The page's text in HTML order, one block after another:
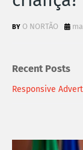
O NORTÃO
Recent Posts
Responsive